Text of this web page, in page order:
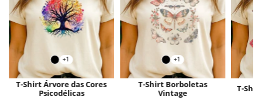
+1
T-Shirt Árvore das Cores
Psicodélicas
+1
T-Shirt Borboletas
Vintage
T-